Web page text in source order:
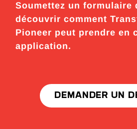
Soumettez un formulaire
découvrir comment
Pioneer peut prendre en
application.
DEMANDER UN